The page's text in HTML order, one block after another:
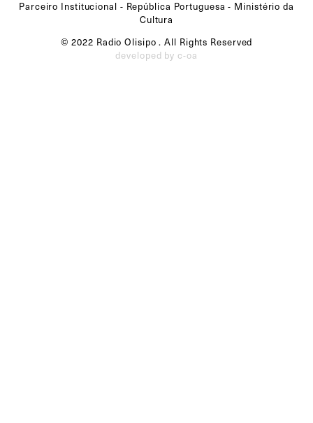
Parceiro Institucional - República Portuguesa - Ministério da
Cultura
© 2022 Radio Olisipo . All Rights Reserved
developed by c-oa